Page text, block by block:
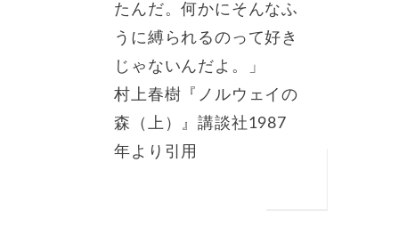
たんだ。何かにそんなふ
うに縛られるのって好き
じゃないんだよ。」
村上春樹『ノルウェイの
森（上）』講談社1987
年より引用